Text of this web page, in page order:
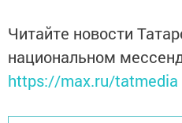
Читайте новости
национальном
https://max.ru/tatmedia